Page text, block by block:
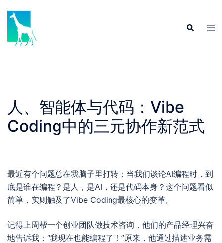
content
Search
人、智能体与代码：Vibe
Coding中的三元协作新范式
最近有个问题总在我脑子里打转：当我们谈论AI编程时，到
底是谁在编程？是人，是AI，还是代码本身？这个问题看似
简单，实则触及了Vibe Coding最核心的变革。
记得上周帮一个创业团队做技术咨询，他们的产品经理兴奋
地告诉我：“我现在也能编程了！”原来，他通过描述业务需